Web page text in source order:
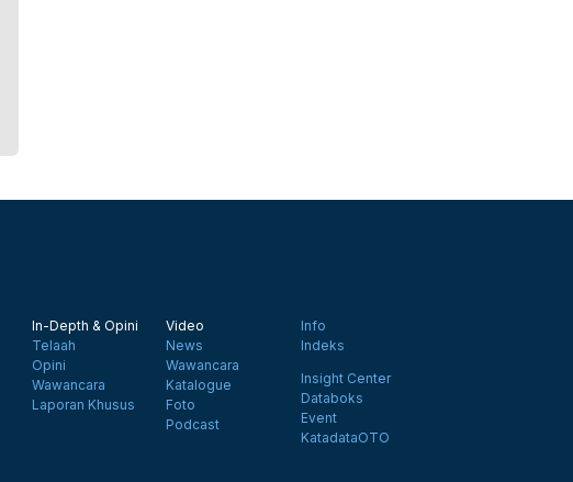
In-Depth & Opini
Telaah
Opini
Wawancara
Laporan Khusus
Video
News
Wawancara
Katalogue
Foto
Podcast
Info
Indeks
Insight Center
Databoks
Event
KatadataOTO